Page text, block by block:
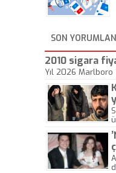
SON
2010 sigara
Yıl 2026 Marlboro